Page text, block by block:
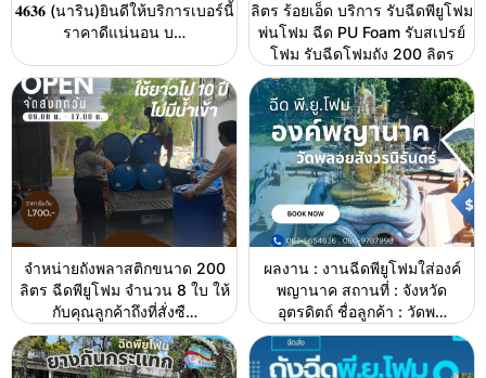
𝟒𝟔𝟑𝟔 (นาริน)ยินดีให้บริการเบอร์นี้
ราคาดีแน่นอน บ…
ลิตร ร้อยเอ็ด บริการ รับฉีดพียูโฟม
พ่นโฟม ฉีด PU Foam รับสเปรย์
โฟม รับฉีดโฟมถัง 200 ลิตร
จำหน่ายถังพลาสติกขนาด 200
ลิตร ฉีดพียูโฟม จำนวน 8 ใบ ให้
กับคุณลูกค้าถึงที่สั่งซื…
ผลงาน : งานฉีดพียูโฟมใส่องค์
พญานาค สถานที่ : จังหวัด
อุตรดิตถ์ ชื่อลูกค้า : วัดพ…